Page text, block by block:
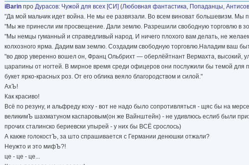
iBаrin про Дурасов: Чужой для всех [СИ] (Любовная фантастика, Попаданцы,
"Да мой мальчик идет война. Не мы ее развязали. Во всем виноват большевизм. Мы
"Мы же принесли им просвещение. Дали землю. Разрешили свободную торговлю в
"Мы немцы гуманный и справедливый народ. И ничего плохого вам делать, не
колхозного ярма. Дадим вам землю. Создадим свободную торговлю.Наладим ваш
"во двор уверенно вошел он, Франц Ольбрихт — оберлёйтнант Вермахта, высокий,
царапины от ногтей. В мирное время среди офицеров они послужили бы темой для
букет ярко-красных роз. От его облика веяло благородством и силой."
АхЪ!
Как красиво!
Всё по резуну, и альфреду коху - вот не надо было сопротивляться - щяс бы на
великимЪ шахматуном каспаровым(он же Вайнштейн) - не удивлюсь еслиб были
прочих сталинско бериевски упырей - у них бы ВСЁ срослось)
А какже голокостЪ, за што спрашивается с Германии денюшки отжали?
Неужто и это мифЪ?!
це - це - це...